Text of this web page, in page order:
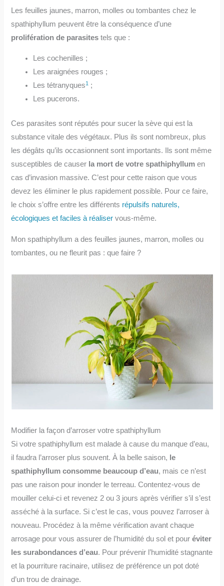
Les feuilles jaunes, marron, molles ou tombantes chez le
spathiphyllum peuvent être la conséquence d’une
prolifération de parasites tels que :
Les cochenilles ;
Les araignées rouges ;
Les tétranyques1 ;
Les pucerons.
Ces parasites sont réputés pour sucer la sève qui est la
substance vitale des végétaux. Plus ils sont nombreux, plus
les dégâts qu’ils occasionnent sont importants. Ils sont même
susceptibles de causer la mort de votre spathiphyllum en
cas d’invasion massive. C’est pour cette raison que vous
devez les éliminer le plus rapidement possible. Pour ce faire,
le choix s’offre entre les différents répulsifs naturels,
écologiques et faciles à réaliser vous-même.
Mon spathiphyllum a des feuilles jaunes, marron, molles ou
tombantes, ou ne fleurit pas : que faire ?
Modifier la façon d’arroser votre spathiphyllum
Si votre spathiphyllum est malade à cause du manque d’eau,
il faudra l’arroser plus souvent. À la belle saison, le
spathiphyllum consomme beaucoup d’eau, mais ce n’est
pas une raison pour inonder le terreau. Contentez-vous de
mouiller celui-ci et revenez 2 ou 3 jours après vérifier s’il s’est
asséché à la surface. Si c’est le cas, vous pouvez l’arroser à
nouveau. Procédez à la même vérification avant chaque
arrosage pour vous assurer de l’humidité du sol et pouréviter
les surabondances d’eau. Pour prévenir l’humidité stagnante
et la pourriture racinaire, utilisez de préférence un pot doté
d’un trou de drainage.